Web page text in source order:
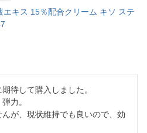
エキス 15％配合クリーム キソ ステ
待して購入しました。
力。
が、現状維持でも良いので、効